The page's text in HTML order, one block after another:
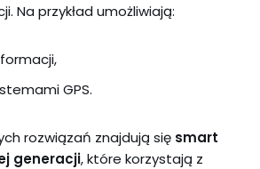
Na przykład umożliwiają:
GPS.
rozwiązań znajdują się smart
generacji, które korzystają z